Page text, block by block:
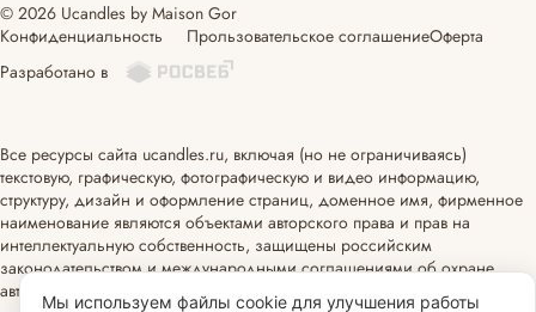
© 2026 Ucandles by Maison Gor
Конфиденциальность
Прользовательское соглашениеОферта
Разработано в
Все ресурсы сайта ucandles.ru, включая (но не ограничиваясь)
текстовую, графическую, фотографическую и видео информацию,
структуру, дизайн и оформление страниц, доменное имя, фирменное
наименование являются объектами авторского права и прав на
интеллектуальную собственность, защищены российским
законодательством и международными соглашениями об охране
авторских прав.
Читать далее
Мы используем файлы cookie для улучшения работы